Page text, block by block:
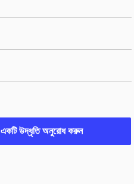
একটি উদ্ধৃতি অনুরোধ করুন